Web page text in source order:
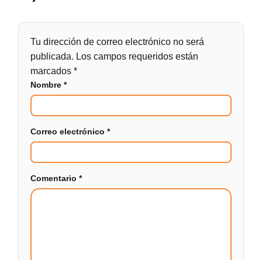
Tu dirección de correo electrónico no será
publicada. Los campos requeridos están
marcados*
Nombre*
Correo electrónico*
Comentario*